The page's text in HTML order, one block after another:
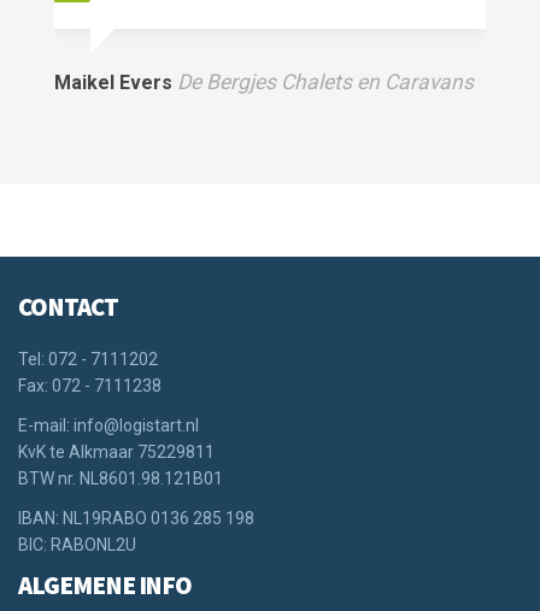
Quint van Straalen
CONTACT
Tel: 072 - 7111202
Fax: 072 - 7111238
E-mail: info@logistart.nl
KvK te Alkmaar 75229811
BTW nr. NL8601.98.121B01
IBAN: NL19RABO 0136 285 198
BIC: RABONL2U
ALGEMENE INFO